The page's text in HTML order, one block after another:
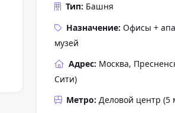
Тип: Башня
Назначение: Офисы +
музей
Адрес: Москва,
Сити)
Метро: Деловой центр (5